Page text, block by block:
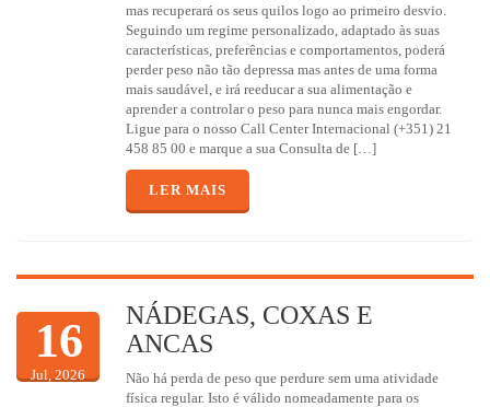
mas recuperará os seus quilos logo ao primeiro desvio.
Seguindo um regime personalizado, adaptado às suas
características, preferências e comportamentos, poderá
perder peso não tão depressa mas antes de uma forma
mais saudável, e irá reeducar a sua alimentação e
aprender a controlar o peso para nunca mais engordar.
Ligue para o nosso Call Center Internacional (+351) 21
458 85 00 e marque a sua Consulta de […]
LER MAIS
16
Jul, 2026
NÁDEGAS, COXAS E
ANCAS
Não há perda de peso que perdure sem uma atividade
física regular. Isto é válido nomeadamente para os